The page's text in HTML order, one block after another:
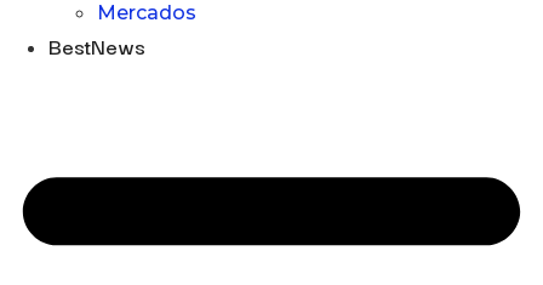
Mercados
BestNews